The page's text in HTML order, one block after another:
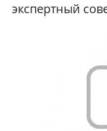
экспертный